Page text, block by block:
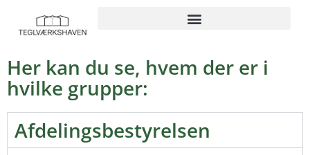
Her kan du se, hvem der er i
hvilke grupper:
Afdelingsbestyrelsen